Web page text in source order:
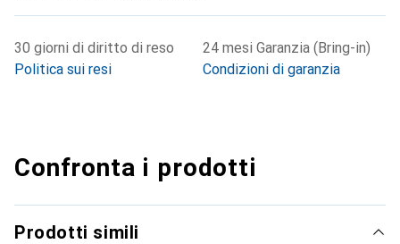
30 giorni di diritto di reso
Politica sui resi
24 mesi Garanzia (Bring-in)
Condizioni di garanzia
Confronta i prodotti
Prodotti simili